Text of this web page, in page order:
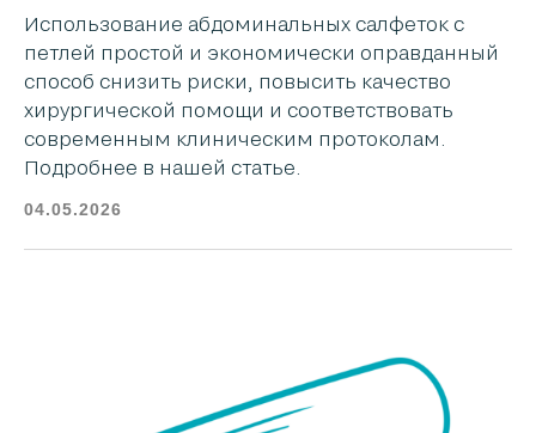
Использование абдоминальных салфеток с
петлей простой и экономически оправданный
способ снизить риски, повысить качество
хирургической помощи и соответствовать
современным клиническим протоколам.
Подробнее в нашей статье.
04.05.2026